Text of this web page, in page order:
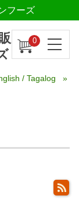
フーズ
0
/ Tagalog